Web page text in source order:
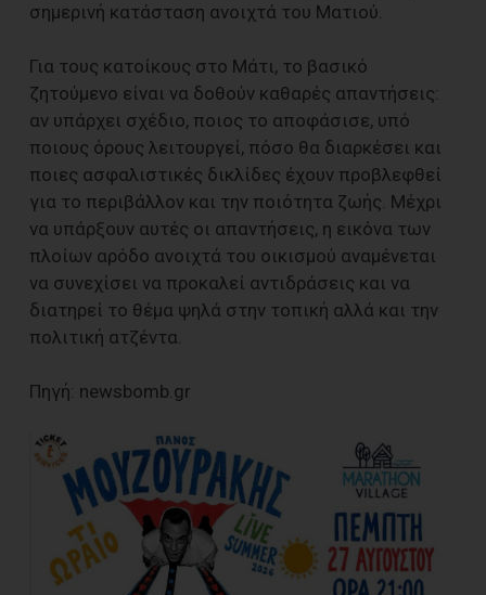
σημερινή κατάσταση ανοιχτά του Ματιού.
Για τους κατοίκους στο Μάτι, το βασικό
ζητούμενο είναι να δοθούν καθαρές απαντήσεις:
αν υπάρχει σχέδιο, ποιος το αποφάσισε, υπό
ποιους όρους λειτουργεί, πόσο θα διαρκέσει και
ποιες ασφαλιστικές δικλίδες έχουν προβλεφθεί
για το περιβάλλον και την ποιότητα ζωής. Μέχρι
να υπάρξουν αυτές οι απαντήσεις, η εικόνα των
πλοίων αρόδο ανοιχτά του οικισμού αναμένεται
να συνεχίσει να προκαλεί αντιδράσεις και να
διατηρεί το θέμα ψηλά στην τοπική αλλά και την
πολιτική ατζέντα.
Πηγή: newsbomb.gr